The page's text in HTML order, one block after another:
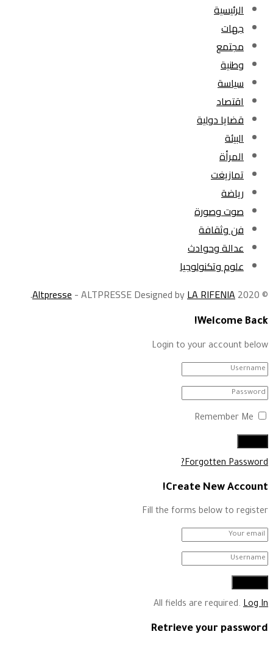
الرئيسية
جهات
مجتمع
وطنية
سياسة
اقتصاد
قضايا دولية
البيئة
المرأة
تمازيغت
رياضة
صوت وصورة
فن وثقافة
عدالة وحوادث
علوم وتكنولوجيا
© 2020
Altpresse- ALTPRESSE Designed byLA RIFENIA
.
Welcome Back!
Login to your account below
Remember Me
Forgotten Password?
Create New Account!
Fill the forms below to register
All fields are required. Log In
Retrieve your password